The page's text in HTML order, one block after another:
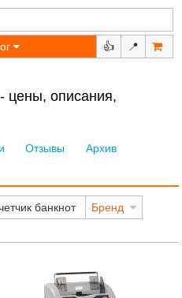
👍 📍
цены, описания,
Отзывы
Архив
банкнот
Бренд